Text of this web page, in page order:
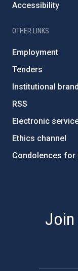
Accessibility
OTHER LINKS
Employment
Tenders
Institutional
RSS
Electronic
Ethics channel
Condolences for